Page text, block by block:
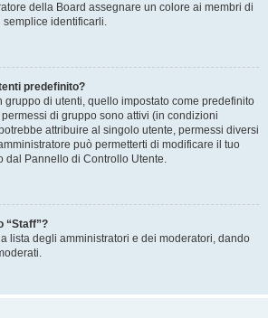
della Board assegnare un colore ai membri di
identificarli.
predefinito?
gruppo di utenti, quello impostato come predefinito
di gruppo sono attivi (in condizioni
attribuire al singolo utente, permessi diversi
può permetterti di modificare il tuo
dal Pannello di Controllo Utente.
“Staff”?
lista degli amministratori e dei moderatori, dando